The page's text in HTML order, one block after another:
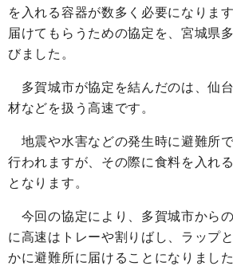
を入れる容器が数多く必要になりま
届けてもらうための協定を、宮城県
びました。
多賀城市が協定を結んだのは、仙
材などを扱う高速です。
地震や水害などの発生時に避難所
行われますが、その際に食料を入れ
となります。
今回の協定により、多賀城市から
に高速はトレーや割りばし、ラップ
かに避難所に届けることになりました